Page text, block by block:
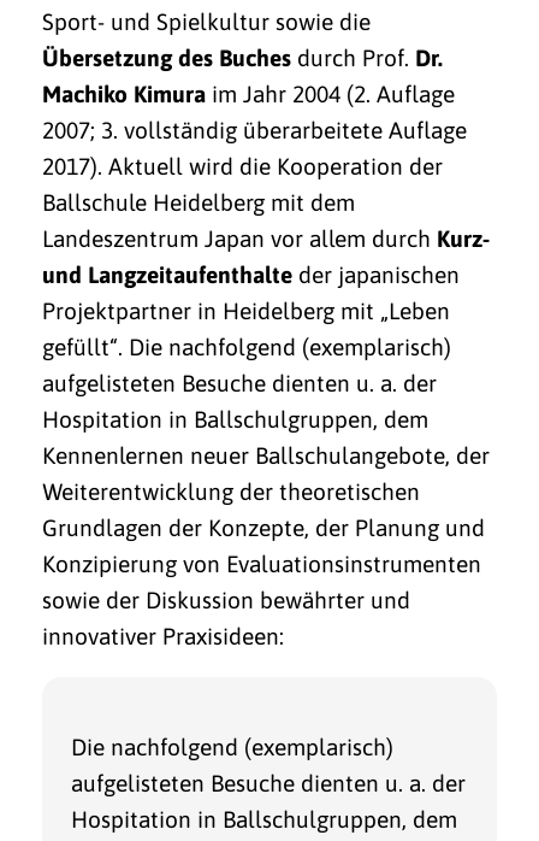
Sport- und Spielkultur sowie die
Übersetzung des Buchesdurch Prof. Dr.
Machiko Kimuraim Jahr 2004 (2. Auflage
2007; 3. vollständig überarbeitete Auflage
2017). Aktuell wird die Kooperation der
Ballschule Heidelberg mit dem
Landeszentrum Japan vor allem durch Kurz-
und Langzeitaufenthalteder japanischen
Projektpartner in Heidelberg mit „Leben
gefüllt“. Die nachfolgend (exemplarisch)
aufgelisteten Besuche dienten u. a. der
Hospitation in Ballschulgruppen, dem
Kennenlernen neuer Ballschulangebote, der
Weiterentwicklung der theoretischen
Grundlagen der Konzepte, der Planung und
Konzipierung von Evaluationsinstrumenten
sowie der Diskussion bewährter und
innovativer Praxisideen:
Die nachfolgend (exemplarisch)
aufgelisteten Besuche dienten u. a. der
Hospitation in Ballschulgruppen, dem